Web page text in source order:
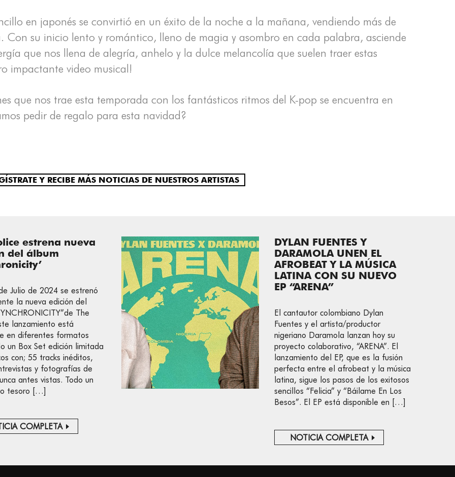
en japonés se convirtió en un éxito de la noche a la mañana, vendiendo más de
su inicio lento y romántico, lleno de magia y asombro en cada palabra, asciende
que nos llena de alegría, anhelo y la dulce melancolía que suelen traer estas
impactante video musical!
que nos trae esta temporada con los fantásticos ritmos del K-pop se encuentra en
pedir de regalo para esta navidad?
Y RECIBE MÁS NOTICIAS DE NUESTROS ARTISTAS
estrena nueva
del álbum
Julio de 2024 se estrenó
la nueva edición del
The
lanzamiento está
en diferentes formatos
un Box Set edición limitada
con; 55 tracks inéditos,
y fotografías de
antes vistas. Todo un
tesoro […]
COMPLETA
DYLAN FUENTES Y
DARAMOLA UNEN EL
AFROBEAT Y LA MÚSICA
LATINA CON SU NUEVO
EP “ARENA”
El cantautor colombiano Dylan
Fuentes y el artista/productor
nigeriano Daramola lanzan hoy su
proyecto colaborativo, “ARENA”. El
lanzamiento del EP, que es la fusión
perfecta entre el afrobeat y la música
latina, sigue los pasos de los exitosos
sencillos “Felicia” y “Báilame En Los
Besos”. El EP está disponible en […]
NOTICIA COMPLETA